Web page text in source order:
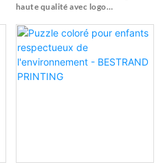
haute qualité avec logo
le prix sur la boîte d'emballage en
boîte de la boîte et le manchon
d'emballage de haute qualité avec
logo personnalisé - Shanghai
Bestrand Printing Technology Co.,